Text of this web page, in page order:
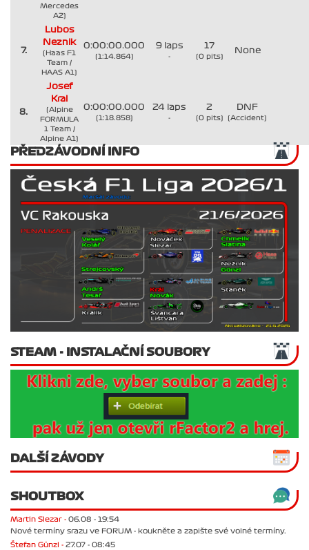
Mercedes
A2)
7.
Lubos
Neznik
(Haas F1
Team /
HAAS A1)
0:00:00.000
(1:14.864)
9 laps
-
17
(0 pits)
None
8.
Josef
Kral
(Alpine
FORMULA
1 Team /
Alpine A1)
0:00:00.000
(1:18.858)
24 laps
-
2
(0 pits)
DNF
(Accident)
PŘEDZÁVODNÍ INFO
STEAM - INSTALAČNÍ SOUBORY
DALŠÍ ZÁVODY
SHOUTBOX
Martin Slezar - 06.08 - 19:54
Nové termíny srazu ve FORUM - koukněte a zapište své volné termíny.
Štefan Günzl - 27.07 - 08:45